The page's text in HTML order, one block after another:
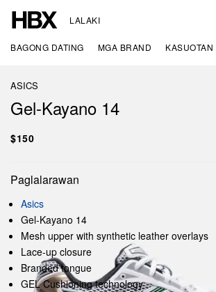
LALAKI
BAGONG DATING MGA BRAND KASUOTAN
ASICS
Gel-Kayano 14
$150
Paglalarawan
Asics
Gel-Kayano 14
Mesh upper with synthetic leather overlays
Lace-up closure
Branded tongue
GEL Cushioning technology